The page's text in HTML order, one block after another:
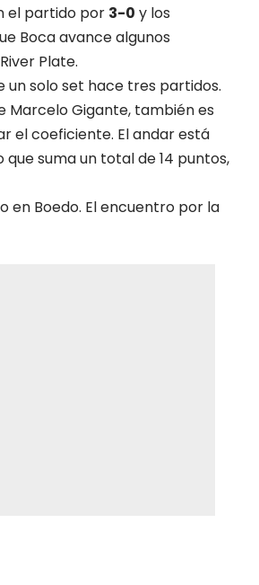
el partido por 3-0 y los
Boca avance algunos
Plate.
un solo set hace tres partidos.
Marcelo Gigante, también es
el coeficiente. El andar está
suma un total de 14 puntos,
en Boedo. El encuentro por la